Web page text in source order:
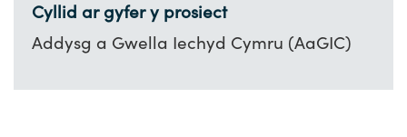
Cyllid ar gyfer y prosiect
Addysg a Gwella Iechyd Cymru (AaGIC)